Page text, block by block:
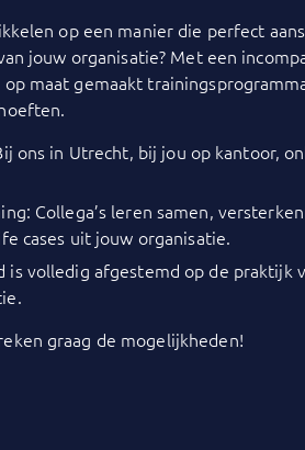
op een manier die perfect
jouw organisatie? Met een
maat gemaakt
ons in Utrecht, bij jou op kantoor,
Collega’s leren samen,
cases uit jouw organisatie.
is volledig afgestemd op de praktijk
graag de mogelijkheden!